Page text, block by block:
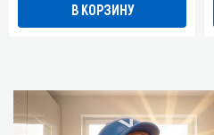
В КОРЗИНУ